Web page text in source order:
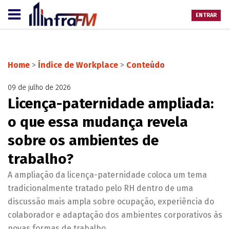
ENTRAR
Home > Índice de Workplace > Conteúdo
09 de julho de 2026
Licença-paternidade ampliada:
o que essa mudança revela
sobre os ambientes de
trabalho?
A ampliação da licença-paternidade coloca um tema
tradicionalmente tratado pelo RH dentro de uma
discussão mais ampla sobre ocupação, experiência do
colaborador e adaptação dos ambientes corporativos às